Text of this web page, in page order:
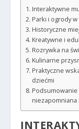
Interaktywne
Parki i ogrody
Historyczne
Kreatywne i
Rozrywka na
Kulinarne
Praktyczne
dziećmi
Podsumowanie
niezapomniana